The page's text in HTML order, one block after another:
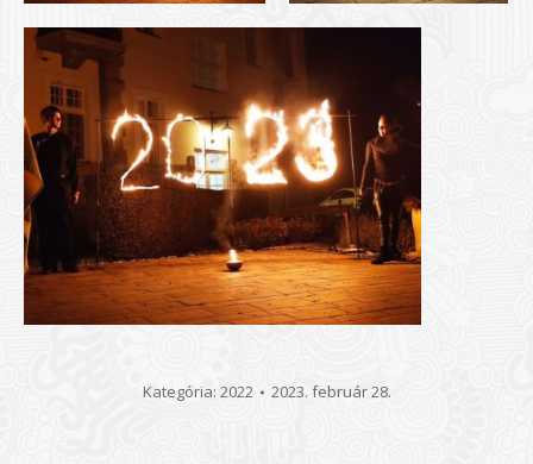
Kategória: 2022 2023. február 28.